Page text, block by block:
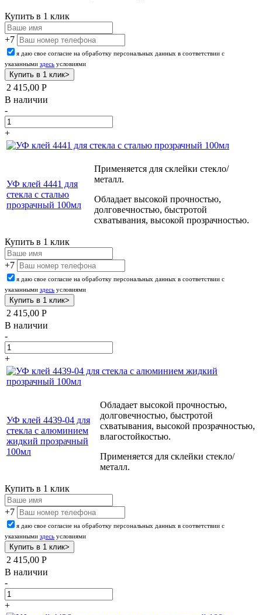
Купить в 1 клик
+7
я даю свое согласие на обработку персональных данных в соответствии с
указанными здесь условиями
2 415,00 Р
В наличии
-
+
УФ клей 4441 для
стекла с сталью
прозрачный 100мл
Применяется для склейки стекло/
металл.
Обладает высокой прочностью,
долговечностью, быстротой
схватывания, высокой прозрачностью.
Купить в 1 клик
+7
я даю свое согласие на обработку персональных данных в соответствии с
указанными здесь условиями
2 415,00 Р
В наличии
-
+
УФ клей 4439-04 для
стекла с алюминием
жидкий прозрачный
100мл
Обладает высокой прочностью,
долговечностью, быстротой
схватывания, высокой прозрачностью,
влагостойкостью.
Применяется для склейки стекло/
металл.
Купить в 1 клик
+7
я даю свое согласие на обработку персональных данных в соответствии с
указанными здесь условиями
2 415,00 Р
В наличии
-
+